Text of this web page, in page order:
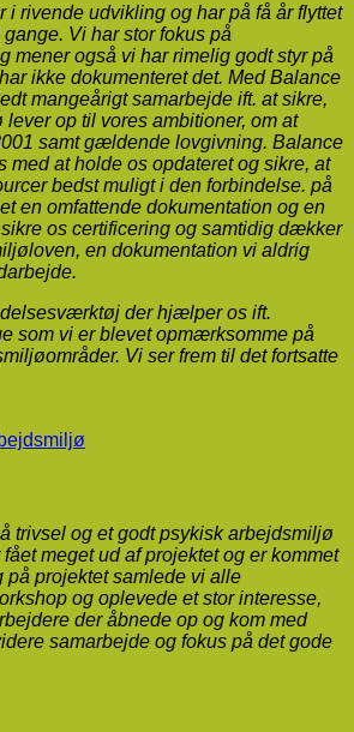
i rivende udvikling og har på få år flyttet
Vi har stor fokus på
mener også vi har rimelig godt styr på
ikke dokumenteret det. Med Balance
mangeårigt samarbejde ift. at sikre,
op til vores ambitioner, om at
samt gældende lovgivning. Balance
at holde os opdateret og sikre, at
bedst muligt i den forbindelse. på
en omfattende dokumentation og en
os certificering og samtidig dækker
en dokumentation vi aldrig
der hjælper os ift.
som vi er blevet opmærksomme på
Vi ser frem til det fortsatte
trivsel og et godt psykisk arbejdsmiljø
meget ud af projektet og er kommet
på projektet samlede vi alle
og oplevede et stor interesse,
der åbnede op og kom med
samarbejde og fokus på det gode